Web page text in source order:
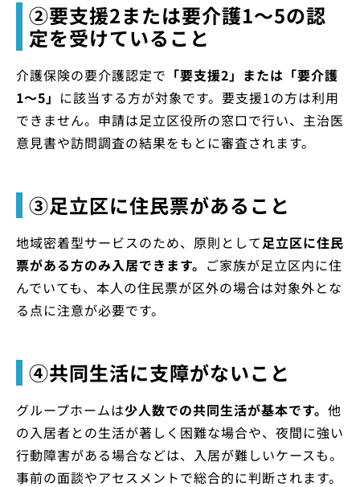
②要支援2または要介護1〜5の認
定を受けていること
介護保険の要介護認定で 「要支援2」または「要介護
1〜5」 に該当する方が対象です。要支援1の方は利用
できません。申請は足立区役所の窓口で行い、主治医
意見書や訪問調査の結果をもとに審査されます。
③足立区に住民票があること
地域密着型サービスのため、原則として足立区に住民
票がある方のみ入居できます。 ご家族が足立区内に住
んでいても、本人の住民票が区外の場合は対象外とな
る点に注意が必要です。
④共同生活に支障がないこと
グループホームは少人数での共同生活が基本です。 他
の入居者との生活が著しく困難な場合や、夜間に強い
行動障害がある場合などは、入居が難しいケースも。
事前の面談やアセスメントで総合的に判断されます。